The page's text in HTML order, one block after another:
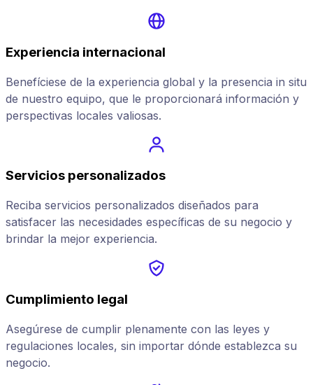
Experiencia internacional
Benefíciese de la experiencia global y la presencia in situ
de nuestro equipo, que le proporcionará información y
perspectivas locales valiosas.
Servicios personalizados
Reciba servicios personalizados diseñados para
satisfacer las necesidades específicas de su negocio y
brindar la mejor experiencia.
Cumplimiento legal
Asegúrese de cumplir plenamente con las leyes y
regulaciones locales, sin importar dónde establezca su
negocio.